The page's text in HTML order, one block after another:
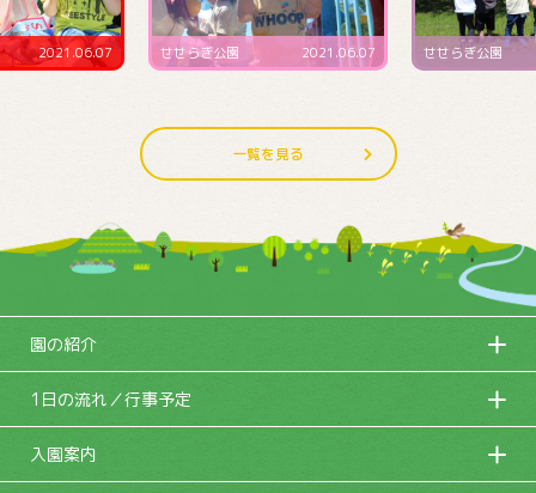
2021.06.07 せせらぎ公園 2021.06.07 せせらぎ公園
一覧を見る
園の紹介
1日の流れ／行事予定
入園案内